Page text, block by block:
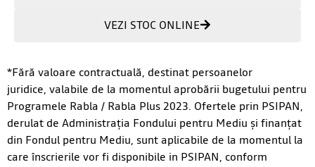
VEZI STOC ONLINE
*Fără valoare contractuală, destinat persoanelor
juridice, valabile de la momentul aprobării bugetului pentru
Programele Rabla / Rabla Plus 2023. Ofertele prin PSIPAN,
derulat de Administrația Fondului pentru Mediu și finanțat
din Fondul pentru Mediu, sunt aplicabile de la momentul la
care înscrierile vor fi disponibile in PSIPAN, conform